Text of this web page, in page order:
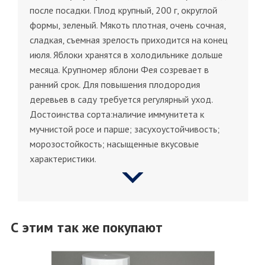
после посадки. Плод крупный, 200 г, округлой
формы, зеленый. Мякоть плотная, очень сочная,
сладкая, съемная зрелость приходится на конец
июля. Яблоки хранятся в холодильнике дольше
месяца. Крупномер яблони Фея созревает в
ранний срок. Для повышения плодородия
деревьев в саду требуется регулярный уход.
Достоинства сорта:наличие иммунитета к
мучнистой росе и парше; засухоустойчивость;
морозостойкость; насыщенные вкусовые
характеристики.
С этим так же покупают